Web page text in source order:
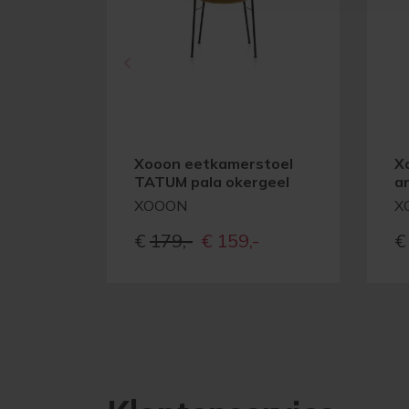
Xooon eetkamerstoel
TATUM pala okergeel
XOOON
€ 179,- Oorspronkelijke
€ 159,- €